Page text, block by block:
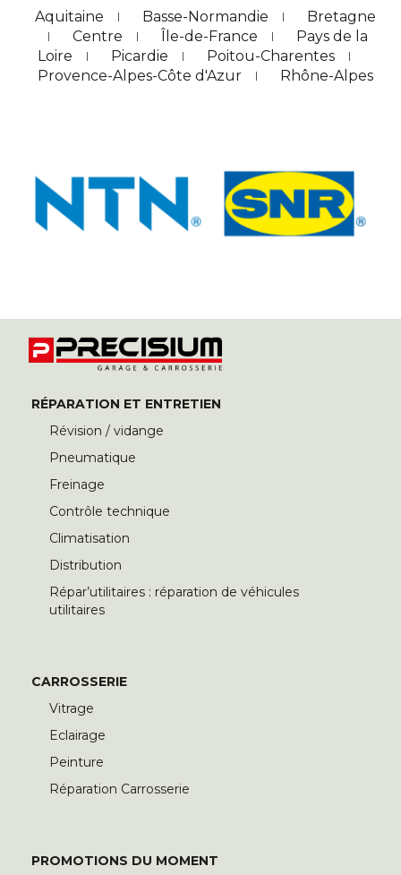
Aquitaine
Basse-Normandie
Bretagne
Centre
Île-de-France
Pays de la
Loire
Picardie
Poitou-Charentes
Provence-Alpes-Côte d'Azur
Rhône-Alpes
RÉPARATION ET ENTRETIEN
Révision / vidange
Pneumatique
Freinage
Contrôle technique
Climatisation
Distribution
Répar’utilitaires : réparation de véhicules
utilitaires
CARROSSERIE
Vitrage
Eclairage
Peinture
Réparation Carrosserie
PROMOTIONS DU MOMENT